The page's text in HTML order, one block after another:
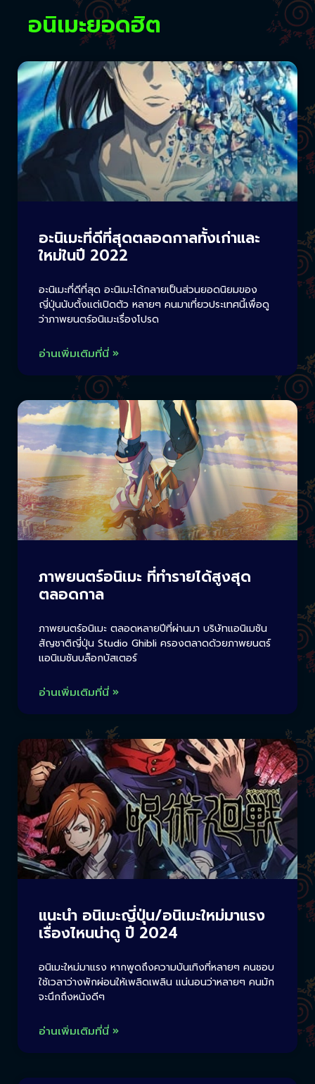
อนิเมะยอดฮิต
อะนิเมะที่ดีที่สุดตลอดกาลทั้งเก่าและ
ใหม่ในปี 2022
อะนิเมะที่ดีที่สุด อะนิเมะได้กลายเป็นส่วนยอดนิยมของ
ญี่ปุ่นนับตั้งแต่เปิดตัว หลายๆ คนมาเที่ยวประเทศนี้เพื่อดู
ว่าภาพยนตร์อนิเมะเรื่องโปรด
อ่านเพิ่มเติมที่นี่ »
ภาพยนตร์อนิเมะ ที่ทำรายได้สูงสุด
ตลอดกาล
ภาพยนตร์อนิเมะ ตลอดหลายปีที่ผ่านมา บริษัทแอนิเมชัน
สัญชาติญี่ปุ่น Studio Ghibli ครองตลาดด้วยภาพยนตร์
แอนิเมชันบล็อกบัสเตอร์
อ่านเพิ่มเติมที่นี่ »
แนะนำ อนิเมะญี่ปุ่น/อนิเมะใหม่มาแรง
เรื่องไหนน่าดู ปี 2024
อนิเมะใหม่มาแรง หากพูดถึงความบันเทิงที่หลายๆ คนชอบ
ใช้เวลาว่างพักผ่อนให้เพลิดเพลิน แน่นอนว่าหลายๆ คนมัก
จะนึกถึงหนังดีๆ
อ่านเพิ่มเติมที่นี่ »